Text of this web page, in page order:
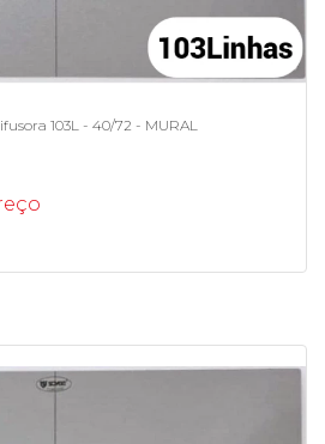
103L - 40/72 - MURAL